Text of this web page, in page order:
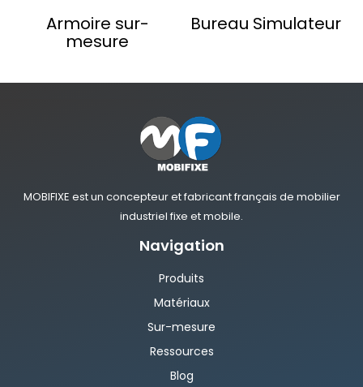
Armoire sur-
mesure
Bureau Simulateur
MOBIFIXE est un concepteur et fabricant français de mobilier
industriel fixe et mobile.
Navigation
Produits
Matériaux
Sur-mesure
Ressources
Blog